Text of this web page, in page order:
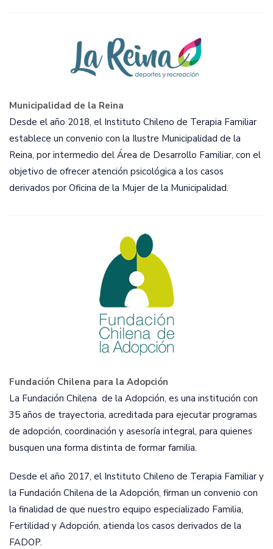
Municipalidad de la Reina
Desde el año 2018, el Instituto Chileno de Terapia Familiar
establece un convenio con la Ilustre Municipalidad de la
Reina, por intermedio del Área de Desarrollo Familiar, con el
objetivo de ofrecer atención psicológica a los casos
derivados por Oficina de la Mujer de la Municipalidad.
Fundación Chilena para la Adopción
La Fundación Chilena de la Adopción, es una institución con
35 años de trayectoria, acreditada para ejecutar programas
de adopción, coordinación y asesoría integral, para quienes
busquen una forma distinta de formar familia.
Desde el año 2017, el Instituto Chileno de Terapia Familiar y
la Fundación Chilena de la Adopción, firman un convenio con
la finalidad de que nuestro equipo especializado Familia,
Fertilidad y Adopción, atienda los casos derivados de la
FADOP.